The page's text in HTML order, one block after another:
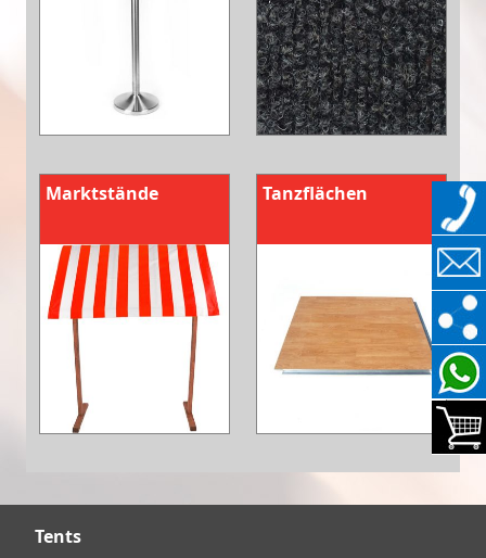
Marktstände Tanzflächen
Tents